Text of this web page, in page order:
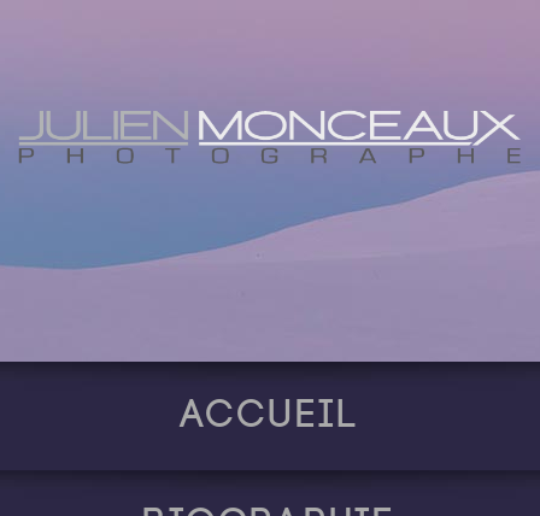
Accueil